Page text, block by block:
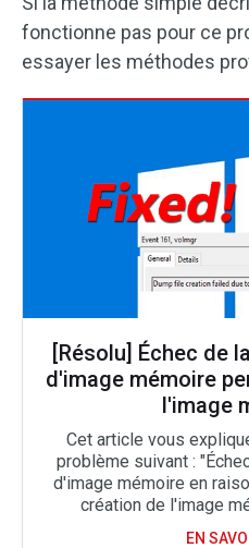
fonctionne pas pour ce
essayer les méthodes
[Résolu] Échec de
d'image mémoire
l'image
Cet article vous
problème suivant :
d'image mémoire en
création de l'image
EN